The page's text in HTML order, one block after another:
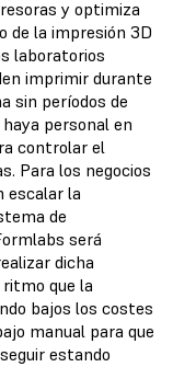
y optimiza
de la impresión 3D
laboratorios
imprimir durante
sin períodos de
personal en
controlar el
Para los negocios
escalar la
de
será
dicha
que la
bajos los costes
manual para que
estando